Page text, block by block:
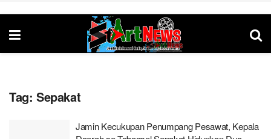
Tag: Sepakat
Jamin Kecukupan Penumpang Pesawat, Kepala